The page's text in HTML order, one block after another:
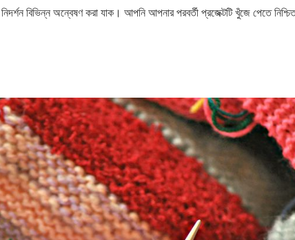
বিভিন্ন অন্বেষণ করা যাক। আপনি আপনার পরবর্তী প্রজেক্টটি খুঁজে পেতে